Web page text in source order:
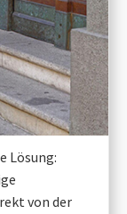
Lösung:
von der